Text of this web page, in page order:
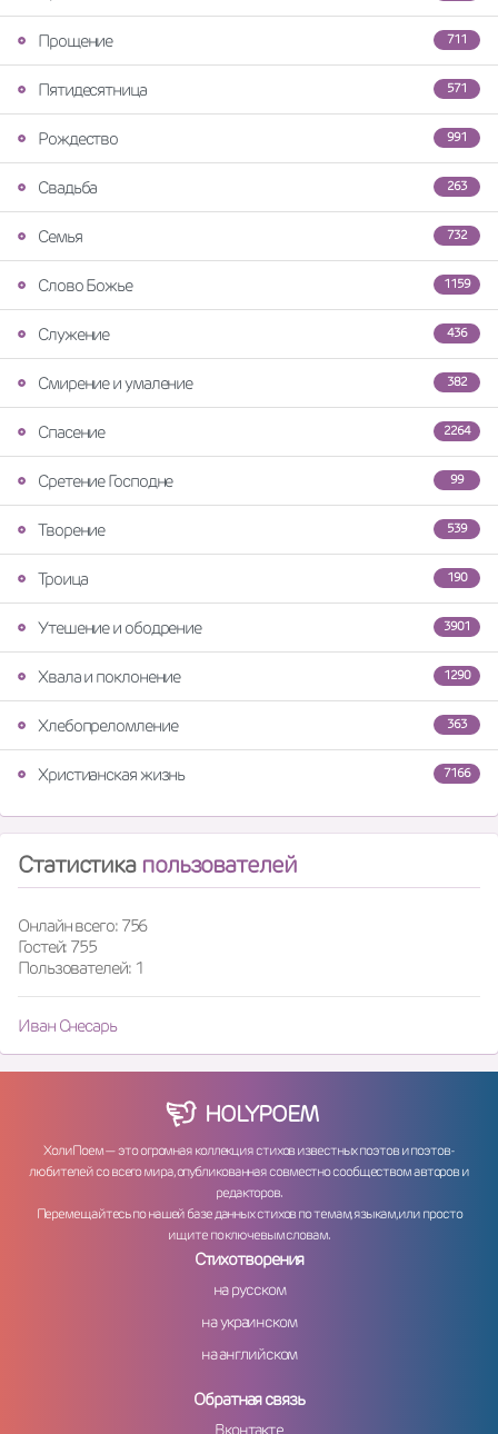
711
Прощение
571
Пятидесятница
991
Рождество
263
Свадьба
732
Семья
1159
Слово Божье
436
Служение
382
Смирение и умаление
2264
Спасение
99
Сретение Господне
539
Творение
190
Троица
3901
Утешение и ободрение
1290
Хвала и поклонение
363
Хлебопреломление
7166
Христианская жизнь
Статистика пользователей
Онлайн всего: 756
Гостей: 755
Пользователей: 1
Иван Снесарь
HOLYPOEM
ХолиПоем — это огромная коллекция стихов известных поэтов и поэтов-
любителей со всего мира, опубликованная совместно сообществом авторов и
редакторов.
Перемещайтесь по нашей базе данных стихов по темам, языкам, или просто
ищите по ключевым словам.
Стихотворения
на русском
на украинском
на английском
Обратная связь
Вконтакте